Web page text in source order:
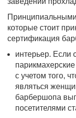
которые стоит
сертификация
интерьер. Если
с учетом того,
являться
барбершопа
посетителями